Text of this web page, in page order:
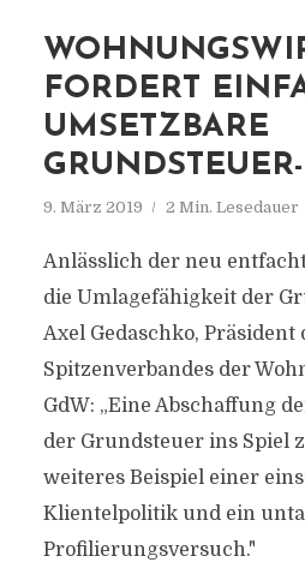
FORDERT
UMSETZBARE
9. März 2019 2 Min. Lesedauer
Anlässlich der neu
die Umlagefähigkeit der
Axel Gedaschko, Präsident
Spitzenverbandes der
GdW: „Eine Abschaffung
der Grundsteuer ins Spiel
weiteres Beispiel einer
Klientelpolitik und ein
Profilierungsversuch."